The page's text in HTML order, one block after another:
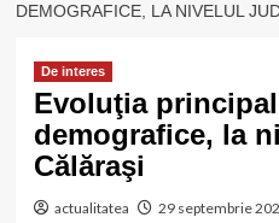
DEMOGRAFICE, LA NIVELUL
De interes
Evoluţia
demografice, la
Călăraşi
actualitatea 29 septembrie